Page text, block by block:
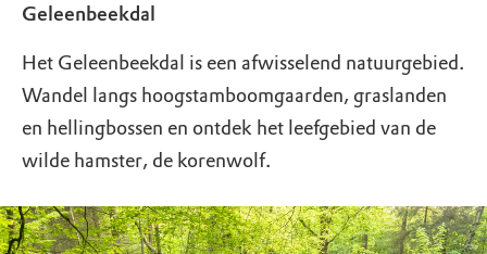
Geleenbeekdal
Het Geleenbeekdal is een afwisselend natuurgebied.
Wandel langs hoogstamboomgaarden, graslanden
en hellingbossen en ontdek het leefgebied van de
wilde hamster, de korenwolf.